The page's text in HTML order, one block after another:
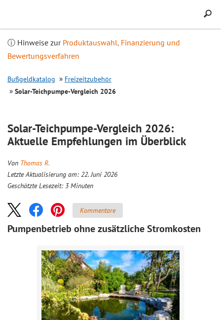
ⓘ Hinweise zur Produktauswahl, Finanzierung und
Bewertungsverfahren
Bußgeldkatalog
Freizeitzubehör
Solar-Teichpumpe-Vergleich 2026
Solar-Teichpumpe-Vergleich 2026:
Aktuelle Empfehlungen im Überblick
Von Thomas R.
Letzte Aktualisierung am: 22. Juni 2026
Geschätzte Lesezeit: 3 Minuten
Kommentare
Pumpenbetrieb ohne zusätzliche Stromkosten